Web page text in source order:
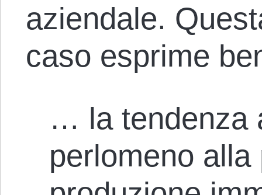
aziendale.
caso esprime
… la tendenza
perlomeno